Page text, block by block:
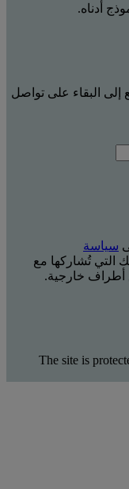
أدناه.
إلى البقاء على تواصل
سياسة
التي تُشاركها مع
أطراف خارجية.
The site is